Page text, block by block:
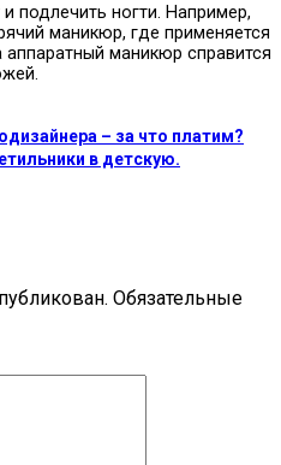
подлечить ногти. Например,
маникюр, где применяется
маникюр справится
– за что платим?
в детскую.
Обязательные